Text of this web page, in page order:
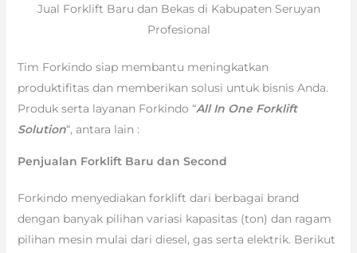
Jual Forklift Baru dan Bekas di Kabupaten Seruyan
Profesional
Tim Forkindo siap membantu meningkatkan
produktifitas dan memberikan solusi untuk bisnis Anda.
Produk serta layanan Forkindo “All In One Forklift
Solution“, antara lain :
Penjualan Forklift Baru dan Second
Forkindo menyediakan forklift dari berbagai brand
dengan banyak pilihan variasi kapasitas (ton) dan ragam
pilihan mesin mulai dari diesel, gas serta elektrik. Berikut